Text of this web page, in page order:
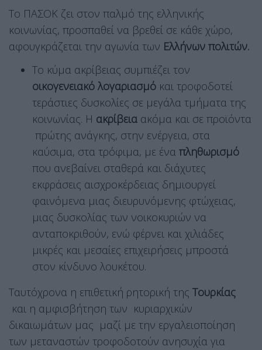
To ΠΑΣΟΚ ζει στον παλμό της ελληνικής
κοινωνίας, προσπαθεί να βρεθεί σε κάθε χώρο,
αφουγκράζεται την αγωνία των Ελλήνων πολιτών.
Το κύμα ακρίβειας συμπιέζει τον
οικογενειακό λογαριασμό και τροφοδοτεί
τεράστιες δυσκολίες σε μεγάλα τμήματα της
κοινωνίας. Η ακρίβεια ακόμα και σε προϊόντα
πρώτης ανάγκης, στην ενέργεια, στα
καύσιμα, στα τρόφιμα, με ένα πληθωρισμό
που ανεβαίνει σταθερά και διάχυτες
εκφράσεις αισχροκέρδειας δημιουργεί
φαινόμενα μιας διευρυνόμενης φτώχειας,
μιας δυσκολίας των νοικοκυριών να
ανταποκριθούν, ενώ φέρνει και χιλιάδες
μικρές και μεσαίες επιχειρήσεις μπροστά
στον κίνδυνο λουκέτου.
Ταυτόχρονα η επιθετική ρητορική της Τουρκίας
και η αμφισβήτηση των κυριαρχικών
δικαιωμάτων μας μαζί με την εργαλειοποίηση
των μεταναστών τροφοδοτούν ανησυχία για